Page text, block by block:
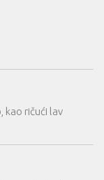
kao ričući lav